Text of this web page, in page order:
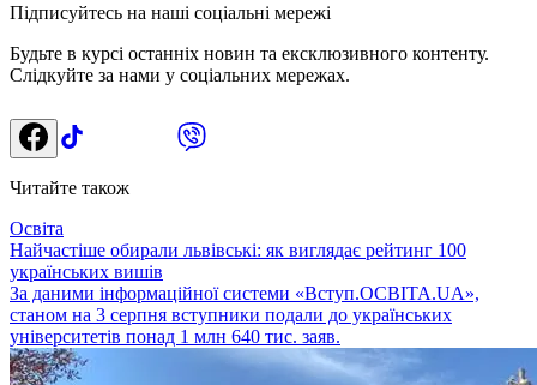
Підписуйтесь на наші соціальні мережі
Будьте в курсі останніх новин та ексклюзивного контенту.
Слідкуйте за нами у соціальних мережах.
Читайте також
Освіта
Найчастіше обирали львівські: як виглядає рейтинг 100
українських вишів
За даними інформаційної системи «Вступ.ОСВІТА.UA»,
станом на 3 серпня вступники подали до українських
університетів понад 1 млн 640 тис. заяв.